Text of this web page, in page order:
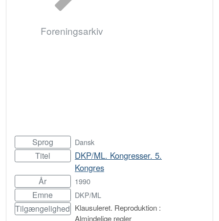
Foreningsarkiv
Sprog Dansk
Titel
DKP/ML. Kongresser. 5.
Kongres
År 1990
Emne DKP/ML
Tilgængelighed Klausuleret. Reproduktion :
Almindelige regler